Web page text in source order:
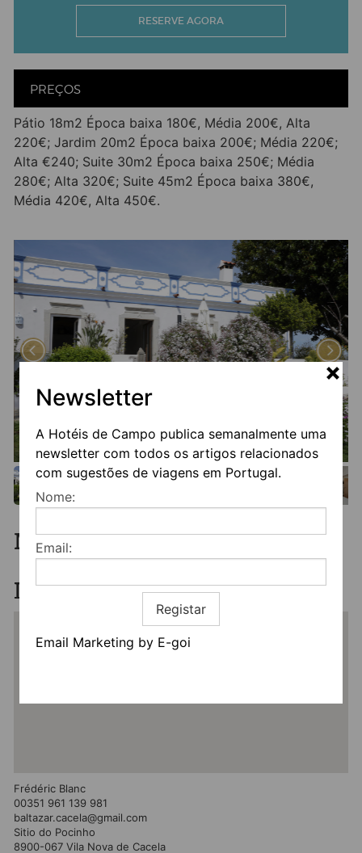
Newsletter
A Hotéis de Campo publica semanalmente uma
newsletter com todos os artigos relacionados
com sugestões de viagens em Portugal.
Nome:
Email:
Registar
Email Marketing by E-goi
RESERVE AGORA
PREÇOS
Pátio 18m2 Época baixa 180€, Média 200€, Alta
220€; Jardim 20m2 Época baixa 200€; Média 220€;
Alta €240; Suite 30m2 Época baixa 250€; Média
280€; Alta 320€; Suite 45m2 Época baixa 380€,
Média 420€, Alta 450€.
Mais informação
Localização
Frédéric Blanc
00351 961 139 981
baltazar.cacela@gmail.com
Sitio do Pocinho
8900-067 Vila Nova de Cacela